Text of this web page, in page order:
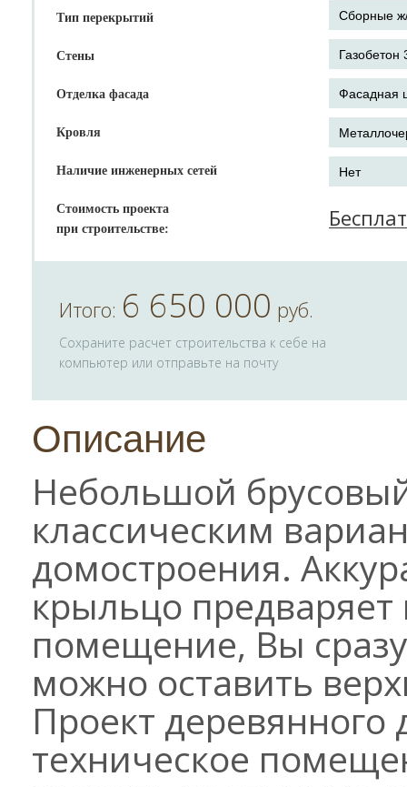
Тип перекрытий
Стены
Отделка фасада
Кровля
Наличие инженерных сетей
Стоимость проекта
при строительстве:
Итого: 6 650 000 руб.
Сохраните расчет строительства к себе на
компьютер или отправьте на почту
Описание
Небольшой
классическим
домостроения.
крыльцо предваряет
помещение, Вы
можно оставить
Проект
техническое